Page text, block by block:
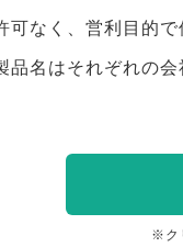
なく、営利目的
名はそれぞれの会
※ク